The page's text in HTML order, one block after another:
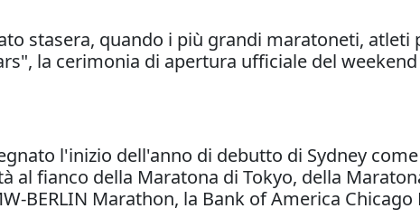
stasera, quando i più grandi maratoneti,
la cerimonia di apertura ufficiale del
l'inizio dell'anno di debutto di Sydney
al fianco della Maratona di Tokyo, della
BERLIN Marathon, la Bank of America